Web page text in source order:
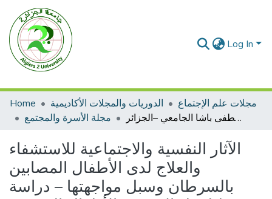
Log In
Home الدوريات والمجلات الأكاديمية
مجلات علم الإجتماع
مجلة الأسرة والمجتمع
الآثار النفسية والاجتماعية للاستشفاء والعلاج لدى الأطفال المصابين بالسرطان وسبل مواجهتها – دراسة تحليلية لحالات من الأطفال المرضى بمصلحة طب الأطفال بمستشفى مصطفى باشا الجامعي –الجزائر-
الآثار النفسية والاجتماعية للاستشفاء
والعلاج لدى الأطفال المصابين
بالسرطان وسبل مواجهتها – دراسة